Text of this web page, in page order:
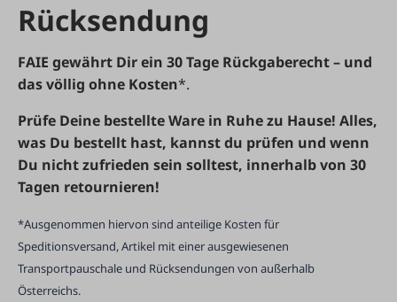
Rücksendung
FAIE gewährt Dir ein 30 Tage Rückgaberecht – und
das völlig ohne Kosten*.
Prüfe Deine bestellte Ware in Ruhe zu Hause! Alles,
was Du bestellt hast, kannst du prüfen und wenn
Du nicht zufrieden sein solltest, innerhalb von 30
Tagen retournieren!
*Ausgenommen hiervon sind anteilige Kosten für
Speditionsversand, Artikel mit einer ausgewiesenen
Transportpauschale und Rücksendungen von außerhalb
Österreichs.